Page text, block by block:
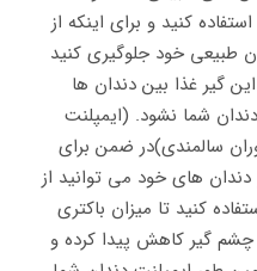
کنید و برای اینکه از
طبیعی خود جلوگیری کنید
گیر غذا بین دندان ها
شما نشود. (ایمپلنت
سالمندی)در ضمن برای
های خود می توانید از
کنید تا میزان باکتری
گیر کاهش پیدا کرده و